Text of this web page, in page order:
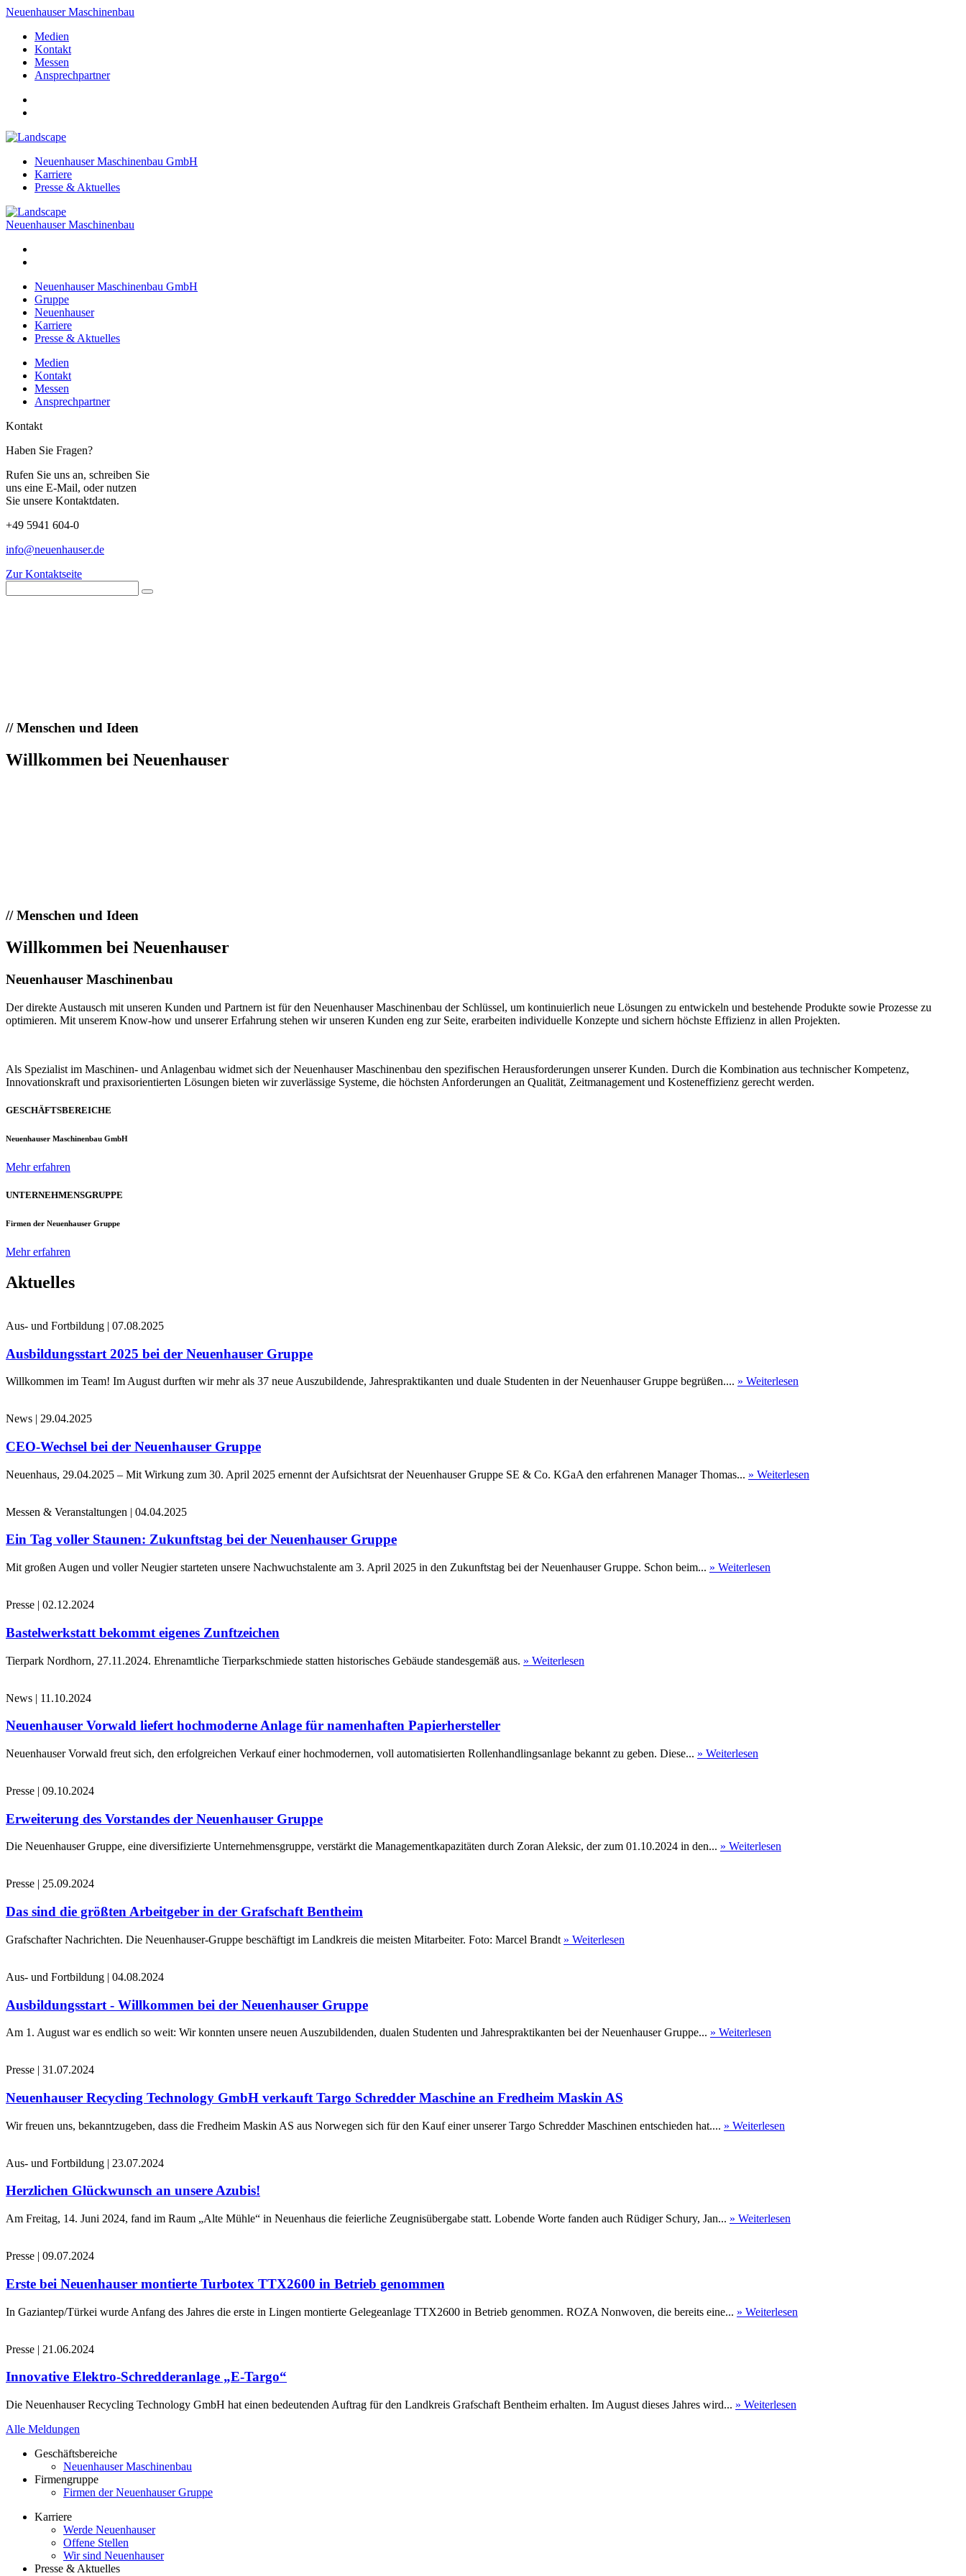
Neuenhauser Maschinenbau
Medien
Kontakt
Messen
Ansprechpartner
Neuenhauser Maschinenbau GmbH
Karriere
Presse & Aktuelles
Neuenhauser Maschinenbau
Neuenhauser Maschinenbau GmbH
Gruppe
Neuenhauser
Karriere
Presse & Aktuelles
Medien
Kontakt
Messen
Ansprechpartner
Kontakt
Haben Sie Fragen?
Rufen Sie uns an, schreiben Sie
uns eine E-Mail, oder nutzen
Sie unsere Kontaktdaten.
+49 5941 604-0
info@neuenhauser.de
Zur Kontaktseite
//Menschen und Ideen
Willkommen bei Neuenhauser
//Menschen und Ideen
Willkommen bei Neuenhauser
Neuenhauser Maschinenbau
Der direkte Austausch mit unseren Kunden und Partnern ist für den Neuenhauser Maschinenbau der Schlüssel, um kontinuierlich neue Lösungen zu entwickeln und bestehende Produkte sowie Prozesse zu
optimieren. Mit unserem Know-how und unserer Erfahrung stehen wir unseren Kunden eng zur Seite, erarbeiten individuelle Konzepte und sichern höchste Effizienz in allen Projekten.
Als Spezialist im Maschinen- und Anlagenbau widmet sich der Neuenhauser Maschinenbau den spezifischen Herausforderungen unserer Kunden. Durch die Kombination aus technischer Kompetenz,
Innovationskraft und praxisorientierten Lösungen bieten wir zuverlässige Systeme, die höchsten Anforderungen an Qualität, Zeitmanagement und Kosteneffizienz gerecht werden.
GESCHÄFTSBEREICHE
Neuenhauser Maschinenbau GmbH
Mehr erfahren
UNTERNEHMENSGRUPPE
Firmen der Neuenhauser Gruppe
Mehr erfahren
Aktuelles
Aus- und Fortbildung | 07.08.2025
Ausbildungsstart 2025 bei der Neuenhauser Gruppe
Willkommen im Team! Im August durften wir mehr als 37 neue Auszubildende, Jahrespraktikanten und duale Studenten in der Neuenhauser Gruppe begrüßen.... » Weiterlesen
News | 29.04.2025
CEO-Wechsel bei der Neuenhauser Gruppe
Neuenhaus, 29.04.2025 – Mit Wirkung zum 30. April 2025 ernennt der Aufsichtsrat der Neuenhauser Gruppe SE & Co. KGaA den erfahrenen Manager Thomas... » Weiterlesen
Messen & Veranstaltungen | 04.04.2025
Ein Tag voller Staunen: Zukunftstag bei der Neuenhauser Gruppe
Mit großen Augen und voller Neugier starteten unsere Nachwuchstalente am 3. April 2025 in den Zukunftstag bei der Neuenhauser Gruppe. Schon beim... » Weiterlesen
Presse | 02.12.2024
Bastelwerkstatt bekommt eigenes Zunftzeichen
Tierpark Nordhorn, 27.11.2024. Ehrenamtliche Tierparkschmiede statten historisches Gebäude standesgemäß aus. » Weiterlesen
News | 11.10.2024
Neuenhauser Vorwald liefert hochmoderne Anlage für namenhaften Papierhersteller
Neuenhauser Vorwald freut sich, den erfolgreichen Verkauf einer hochmodernen, voll automatisierten Rollenhandlingsanlage bekannt zu geben. Diese... » Weiterlesen
Presse | 09.10.2024
Erweiterung des Vorstandes der Neuenhauser Gruppe
Die Neuenhauser Gruppe, eine diversifizierte Unternehmensgruppe, verstärkt die Managementkapazitäten durch Zoran Aleksic, der zum 01.10.2024 in den... » Weiterlesen
Presse | 25.09.2024
Das sind die größten Arbeitgeber in der Grafschaft Bentheim
Grafschafter Nachrichten. Die Neuenhauser-Gruppe beschäftigt im Landkreis die meisten Mitarbeiter. Foto: Marcel Brandt » Weiterlesen
Aus- und Fortbildung | 04.08.2024
Ausbildungsstart - Willkommen bei der Neuenhauser Gruppe
Am 1. August war es endlich so weit: Wir konnten unsere neuen Auszubildenden, dualen Studenten und Jahrespraktikanten bei der Neuenhauser Gruppe... » Weiterlesen
Presse | 31.07.2024
Neuenhauser Recycling Technology GmbH verkauft Targo Schredder Maschine an Fredheim Maskin AS
Wir freuen uns, bekanntzugeben, dass die Fredheim Maskin AS aus Norwegen sich für den Kauf einer unserer Targo Schredder Maschinen entschieden hat.... » Weiterlesen
Aus- und Fortbildung | 23.07.2024
Herzlichen Glückwunsch an unsere Azubis!
Am Freitag, 14. Juni 2024, fand im Raum „Alte Mühle“ in Neuenhaus die feierliche Zeugnisübergabe statt. Lobende Worte fanden auch Rüdiger Schury, Jan... » Weiterlesen
Presse | 09.07.2024
Erste bei Neuenhauser montierte Turbotex TTX2600 in Betrieb genommen
In Gaziantep/Türkei wurde Anfang des Jahres die erste in Lingen montierte Gelegeanlage TTX2600 in Betrieb genommen. ROZA Nonwoven, die bereits eine... » Weiterlesen
Presse | 21.06.2024
Innovative Elektro-Schredderanlage „E-Targo“
Die Neuenhauser Recycling Technology GmbH hat einen bedeutenden Auftrag für den Landkreis Grafschaft Bentheim erhalten. Im August dieses Jahres wird... » Weiterlesen
Alle Meldungen
Geschäftsbereiche
Neuenhauser Maschinenbau
Firmengruppe
Firmen der Neuenhauser Gruppe
Karriere
Werde Neuenhauser
Offene Stellen
Wir sind Neuenhauser
Presse & Aktuelles